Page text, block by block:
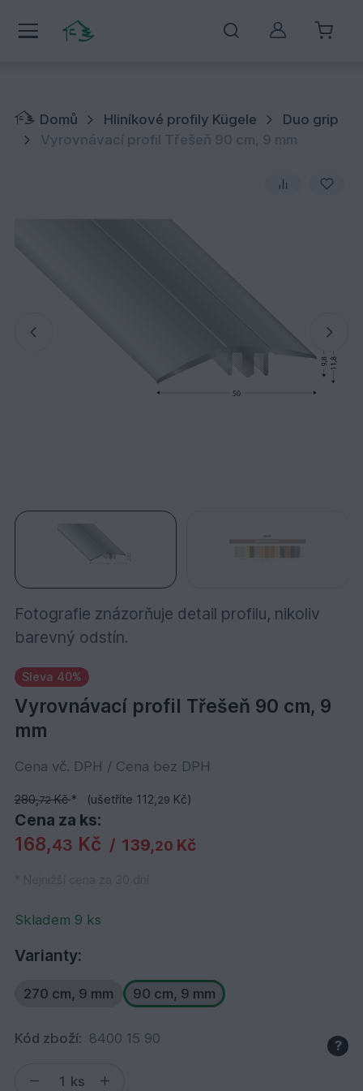
Můj účet
Domů Hliníkové profily Kügele
Duo grip
Vyrovnávací profil Třešeň 90 cm, 9 mm
Fotografie znázorňuje detail profilu, nikoliv
barevný odstín.
Sleva 40%
Vyrovnávací profil Třešeň 90 cm, 9
mm
Cena vč. DPH / Cena bez DPH
280,72Kč* (ušetříte 112,29 Kč)
Cena za ks:
168,43 Kč / 139,20 Kč
Skladem 9 ks
Varianty:
270 cm, 9 mm 90 cm, 9 mm
Kód zboží: 8400 15 90 ?
ks